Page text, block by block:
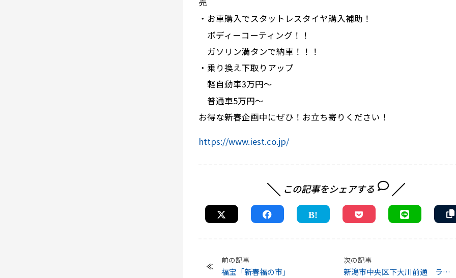
・お車購入でスタットレスタイヤ購入補助！
ボディーコーティング！！
ガソリン満タンで納車！！！
・乗り換え下取りアップ
軽自動車3万円～
普通車5万円～
お得な新春企画中にぜひ！お立ち寄りください！
https://www.iest.co.jp/
この記事をシェアする
前の記事
福宝「新春福の市」
次の記事
新潟市中央区下大川前通 ラバ